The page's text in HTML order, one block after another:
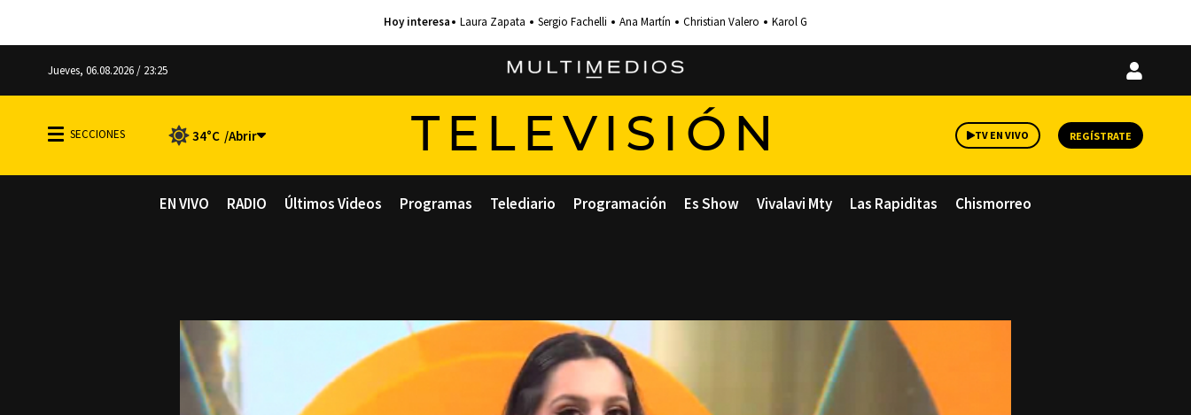
Laura Zapata Sergio Fachelli Ana Martín Christian Valero Karol G
Jueves, 06.08.2026 / 23:25
Iniciar
34°C TELEVISIÓN TV EN VIVO REGÍSTRATE
EN VIVO RADIO Últimos Videos Programas Telediario Programación Es Show Vivalavi Mty Las Rapiditas Chismorreo